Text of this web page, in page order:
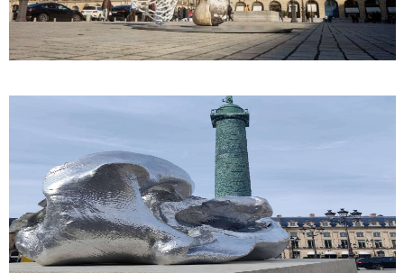
QUI SOMMES-NOUS ?
COMITÉ DIRECTEUR
MEMBRES
ACTUALITES